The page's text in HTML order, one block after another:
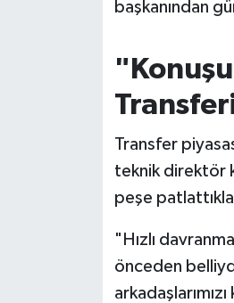
başkanından
Transfer
teknik direktör
peşe
"Hızlı
önceden